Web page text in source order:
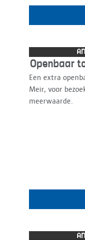
Openbaar
Een extra
Meir, voor
meerwaarde.